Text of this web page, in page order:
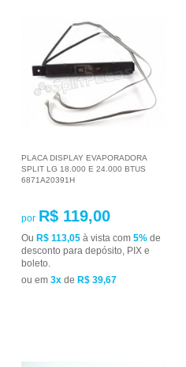
PLACA DISPLAY EVAPORADORA
SPLIT LG 18.000 E 24.000 BTUS
6871A20391H
por R$ 119,00
Ou R$ 113,05 à vista com 5% de
desconto para depósito, PIX e
boleto.
ou em 3x de R$ 39,67